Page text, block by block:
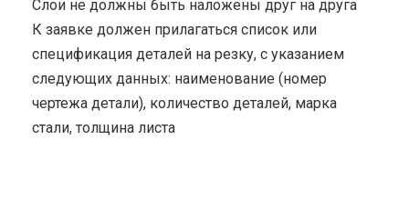
Cлои не должны быть наложены друг на друга
К заявке должен прилагаться список или
спецификация деталей на резку, с указанием
следующих данных: наименование (номер
чертежа детали), количество деталей, марка
стали, толщина листа